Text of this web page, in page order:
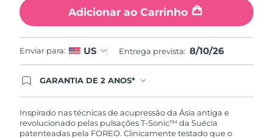
Adicionar ao Carrinho
Enviar para: US Entrega prevista: 8/10/26
GARANTIA DE 2 ANOS*
significa que se você tiver qualquer problema até
2 anos após a compra, a FOREO substituirá seu
produto gratuitamente.*exceto pelo Luna FOFO
Inspirado nas técnicas de acupressão da Ásia antiga e
revolucionado pelas pulsações T-Sonic™ da Suécia
patenteadas pela FOREO. Clinicamente testado que o
Tailândia Entrega prevista 8/13/26
Turquia Entrega prevista8/10/26
Emirados Árabes
Unidos
Estados Unidos Entrega prevista8/10/26